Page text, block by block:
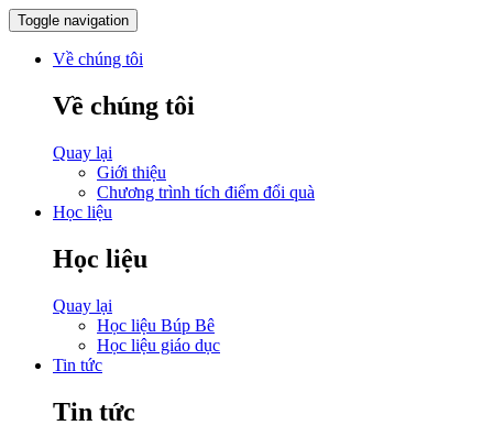
Toggle navigation
Về chúng tôi
Về chúng tôi
Quay lại
Giới thiệu
Chương trình tích điểm đổi quà
Học liệu
Học liệu
Quay lại
Học liệu Búp Bê
Học liệu giáo dục
Tin tức
Tin tức